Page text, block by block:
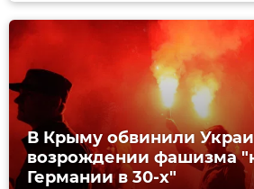
В Крыму обвинили
возрождении фашизма
Германии в 30-х"